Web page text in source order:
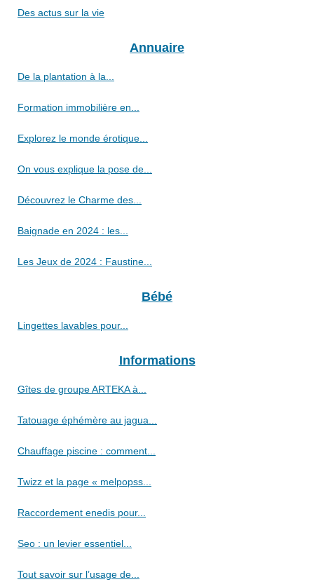
Des actus sur la vie
Annuaire
De la plantation à la...
Formation immobilière en...
Explorez le monde érotique...
On vous explique la pose de...
Découvrez le Charme des...
Baignade en 2024 : les...
Les Jeux de 2024 : Faustine...
Bébé
Lingettes lavables pour...
Informations
Gîtes de groupe ARTEKA à...
Tatouage éphémère au jagua...
Chauffage piscine : comment...
Twizz et la page « melpopss...
Raccordement enedis pour...
Seo : un levier essentiel...
Tout savoir sur l’usage de...